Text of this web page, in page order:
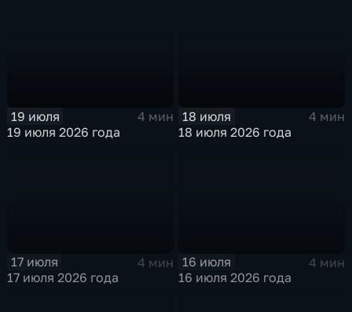
19 июля
4 мин
19 июля 2026 года
18 июля
4 мин
18 июля 2026 года
17 июля
4 мин
17 июля 2026 года
16 июля
4 мин
16 июля 2026 года